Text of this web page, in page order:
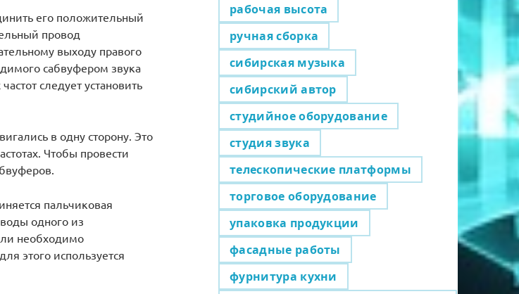
его положительный
провод
выходу правого
сабвуфером звука
следует установить
в одну сторону. Это
Чтобы провести
пальчиковая
одного из
необходимо
этого используется
рабочая высота
ручная сборка
сибирская музыка
сибирский автор
студийное оборудование
студия звука
телескопические платформы
торговое оборудование
упаковка продукции
фасадные работы
фурнитура кухни